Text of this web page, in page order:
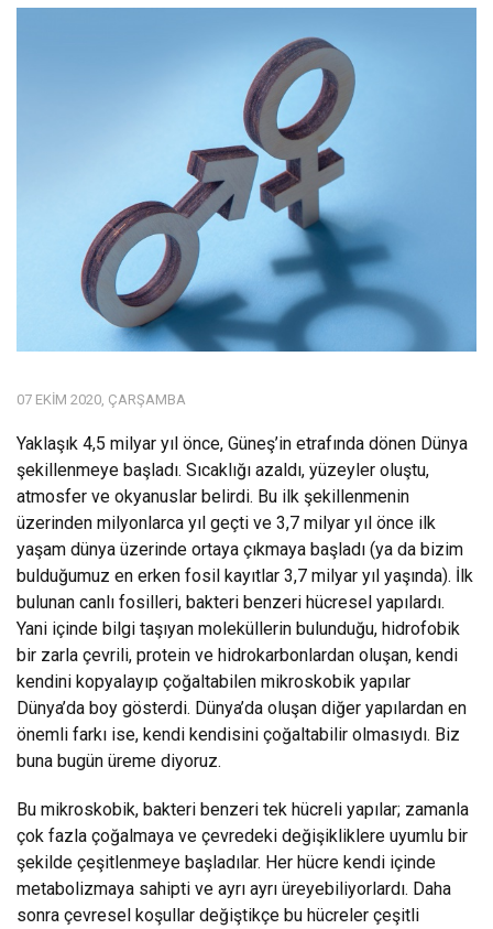
07 EKIM 2020, ÇARŞAMBA
Yaklaşık 4,5 milyar yıl önce, Güneş’in etrafında dönen Dünya
şekillenmeye başladı. Sıcaklığı azaldı, yüzeyler oluştu,
atmosfer ve okyanuslar belirdi. Bu ilk şekillenmenin
üzerinden milyonlarca yıl geçti ve 3,7 milyar yıl önce ilk
yaşam dünya üzerinde ortaya çıkmaya başladı (ya da bizim
bulduğumuz en erken fosil kayıtlar 3,7 milyar yıl yaşında). İlk
bulunan canlı fosilleri, bakteri benzeri hücresel yapılardı.
Yani içinde bilgi taşıyan moleküllerin bulunduğu, hidrofobik
bir zarla çevrili, protein ve hidrokarbonlardan oluşan, kendi
kendini kopyalayıp çoğaltabilen mikroskobik yapılar
Dünya’da boy gösterdi. Dünya’da oluşan diğer yapılardan en
önemli farkı ise, kendi kendisini çoğaltabilir olmasıydı. Biz
buna bugün üreme diyoruz.
Bu mikroskobik, bakteri benzeri tek hücreli yapılar; zamanla
çok fazla çoğalmaya ve çevredeki değişikliklere uyumlu bir
şekilde çeşitlenmeye başladılar. Her hücre kendi içinde
metabolizmaya sahipti ve ayrı ayrı üreyebiliyorlardı. Daha
sonra çevresel koşullar değiştikçe bu hücreler çeşitli